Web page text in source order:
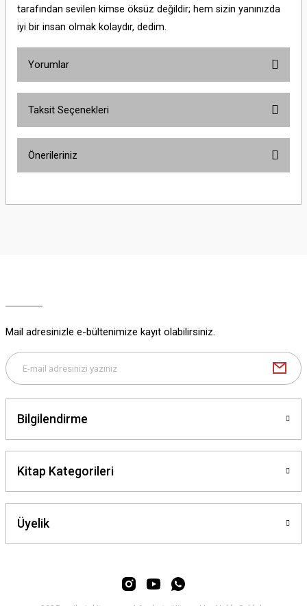
tarafından sevilen kimse öksüz değildir; hem sizin yanınızda
iyi bir insan olmak kolaydır, dedim.
Yorumlar
Taksit Seçenekleri
Önerileriniz
yetersiz gördüğünüz noktaları öneri formunu kullanarak tarafımıza
Bu ürüne benzer farklı alternatifler olmalı.
Mail adresinizle e-bültenimize kayıt olabilirsiniz.
Bilgilendirme
Kitap Kategorileri
Üyelik